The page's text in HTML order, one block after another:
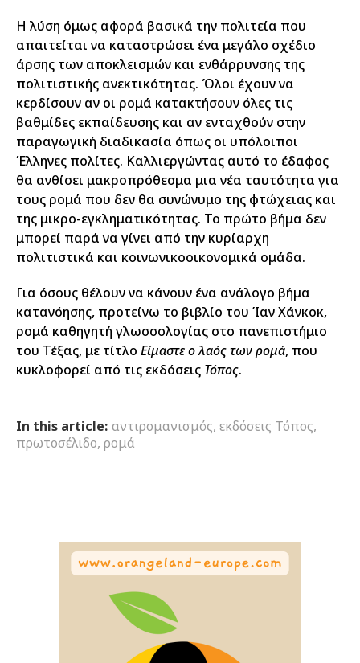
Η λύση όμως αφορά βασικά την πολιτεία που
απαιτείται να καταστρώσει ένα μεγάλο σχέδιο
άρσης των αποκλεισμών και ενθάρρυνσης της
πολιτιστικής ανεκτικότητας. Όλοι έχουν να
κερδίσουν αν οι ρομά κατακτήσουν όλες τις
βαθμίδες εκπαίδευσης και αν ενταχθούν στην
παραγωγική διαδικασία όπως οι υπόλοιποι
Έλληνες πολίτες. Καλλιεργώντας αυτό το έδαφος
θα ανθίσει μακροπρόθεσμα μια νέα ταυτότητα για
τους ρομά που δεν θα συνώνυμο της φτώχειας και
της μικρο-εγκληματικότητας. Το πρώτο βήμα δεν
μπορεί παρά να γίνει από την κυρίαρχη
πολιτιστικά και κοινωνικοοικονομικά ομάδα.
Για όσους θέλουν να κάνουν ένα ανάλογο βήμα
κατανόησης, προτείνω το βιβλίο του Ίαν Χάνκοκ,
ρομά καθηγητή γλωσσολογίας στο πανεπιστήμιο
του Τέξας, με τίτλο Είμαστε ο λαός των ρομά, που
κυκλοφορεί από τις εκδόσεις Τόπος.
In this article: αντιρομανισμός, εκδόσεις Τόπος,
πρωτοσέλιδο, ρομά